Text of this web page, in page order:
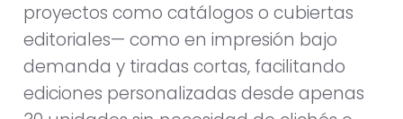
proyectos como catálogos o cubiertas
editoriales— como en impresión bajo
demanda y tiradas cortas, facilitando
ediciones personalizadas desde apenas